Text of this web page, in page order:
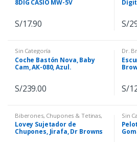
8DIG CASIO MW-5V
S/17.90 S/
Sin Categoría
Coche Bastón Nova, Baby
Cam, AK-080, Azul.
S/239.00
Dr.
S/
Biberones, Chupones & Tetinas,
Dr. Brown´s ,Sin Categoría
Lovey Sujetador de
Chupones, Jirafa, Dr Browns
Sin